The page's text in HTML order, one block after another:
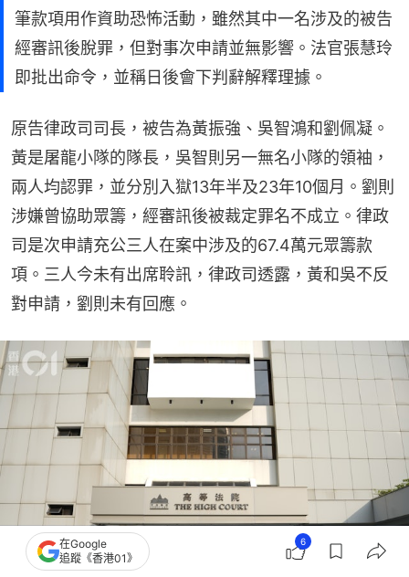
筆款項用作資助恐怖活動，雖然其中一名涉及的被告
經審訊後脫罪，但對事次申請並無影響。法官張慧玲
即批出命令，並稱日後會下判辭解釋理據。
原告律政司司長，被告為黃振強、吳智鴻和劉佩凝。
黃是屠龍小隊的隊長，吳智則另一無名小隊的領袖，
兩人均認罪，並分別入獄13年半及23年10個月。劉則
涉嫌曾協助眾籌，經審訊後被裁定罪名不成立。律政
司是次申請充公三人在案中涉及的67.4萬元眾籌款
項。三人今未有出席聆訊，律政司透露，黃和吳不反
對申請，劉則未有回應。
在Google
追蹤《香港01》
6